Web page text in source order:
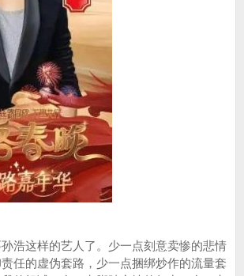
浩这样的艺人了。少一点刻意卖惨的悲情
任的虚伪套路，少一点捆绑炒作的流量套